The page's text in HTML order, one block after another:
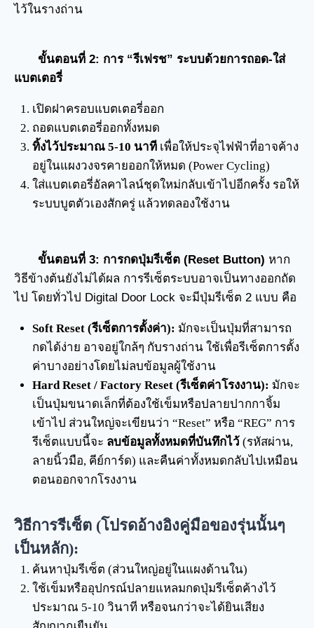
ไว้ในรางถ่าน
ขั้นตอนที่ 2: การ “รีเฟรช” ระบบด้วยการถอด-ใส่
แบตเตอรี่
เปิดฝาครอบแบตเตอรี่ออก
ถอดแบตเตอรี่ออกทั้งหมด
ทิ้งไว้ประมาณ 5-10 นาทีเพื่อให้ประจุไฟฟ้าที่อาจค้าง
อยู่ในแผงวงจรคายออกให้หมด (Power Cycling)
ใส่แบตเตอรี่อัลคาไลน์ชุดใหม่กลับเข้าไปอีกครั้ง รอให้
ระบบบูตตัวเองสักครู่ แล้วทดลองใช้งาน
ขั้นตอนที่ 3: การกดปุ่มรีเซ็ต (Reset Button) หาก
วิธีข้างต้นยังไม่ได้ผล การรีเซ็ตระบบอาจเป็นทางออกถัด
ไป โดยทั่วไป Digital Door Lock จะมีปุ่มรีเซ็ต 2 แบบ คือ
Soft Reset (รีเซ็ตการตั้งค่า): มักจะเป็นปุ่มที่สามารถ
กดได้ง่าย อาจอยู่ใกล้ๆ กับรางถ่าน ใช้เพื่อรีเซ็ตการตั้ง
ค่าบางอย่างโดยไม่ลบข้อมูลผู้ใช้งาน
Hard Reset / Factory Reset (รีเซ็ตค่าโรงงาน): มักจะ
เป็นปุ่มขนาดเล็กที่ต้องใช้เข็มหรือปลายปากกาจิ้ม
เข้าไป ส่วนใหญ่จะเขียนว่า “Reset” หรือ “REG” การ
รีเซ็ตแบบนี้จะ ลบข้อมูลทั้งหมดที่บันทึกไว้ (รหัสผ่าน,
ลายนิ้วมือ, คีย์การ์ด) และคืนค่าทั้งหมดกลับไปเหมือน
ตอนออกจากโรงงาน
วิธีการรีเซ็ต (โปรดอ้างอิงคู่มือของรุ่นนั้นๆ
เป็นหลัก):
ค้นหาปุ่มรีเซ็ต (ส่วนใหญ่อยู่ในแผงด้านใน)
ใช้เข็มหรืออุปกรณ์ปลายแหลมกดปุ่มรีเซ็ตค้างไว้
ประมาณ 5-10 วินาที หรือจนกว่าจะได้ยินเสียง